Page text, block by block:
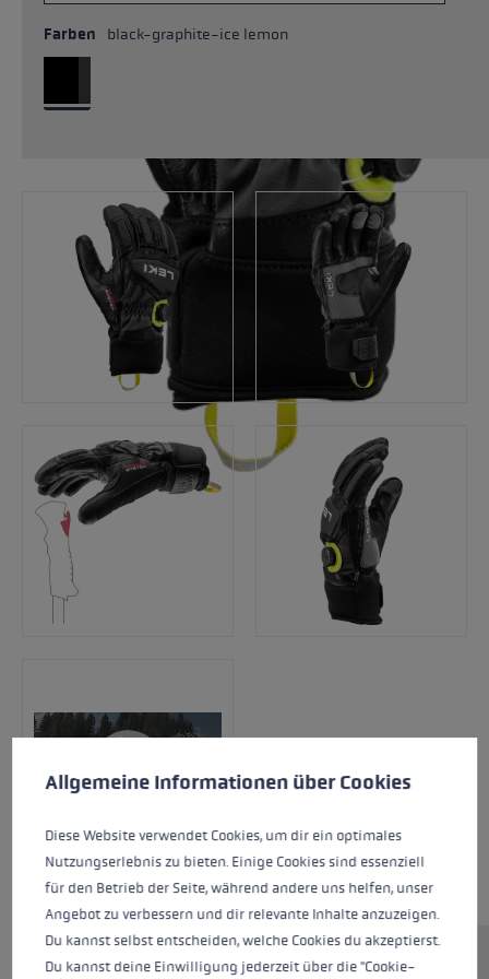
Farben black-graphite-ice lemon
Der Griffin Tune 3D BOA® ist mit dem BOA® Fit
Cookie-Voreinstellungen
Allgemeine Informationen über Cookies
Diese Website verwendet Cookies, um dir ein optimales
Nutzungserlebnis zu bieten. Einige Cookies sind essenziell
für den Betrieb der Seite, während andere uns helfen, unser
Angebot zu verbessern und dir relevante Inhalte anzuzeigen.
Du kannst selbst entscheiden, welche Cookies du akzeptierst.
Du kannst deine Einwilligung jederzeit über die "Cookie-